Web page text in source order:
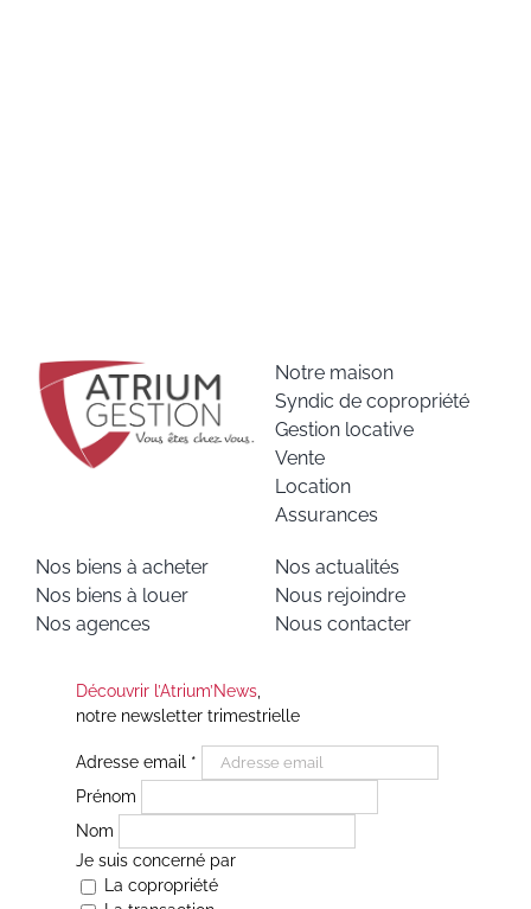
Notre maison
Syndic de copropriété
Gestion locative
Vente
Location
Assurances
Nos biens à acheter
Nos biens à louer
Nos agences
Nos actualités
Nous rejoindre
Nous contacter
Découvrir l’Atrium’News,
notre newsletter trimestrielle
Adresse email *
Prénom
Nom
Je suis concerné par
La copropriété